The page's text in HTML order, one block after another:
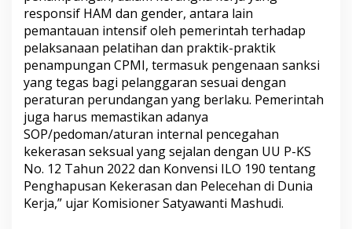
responsif HAM dan gender, antara lain
pemantauan intensif oleh pemerintah terhadap
pelaksanaan pelatihan dan praktik-praktik
penampungan CPMI, termasuk pengenaan sanksi
yang tegas bagi pelanggaran sesuai dengan
peraturan perundangan yang berlaku. Pemerintah
juga harus memastikan adanya
SOP/pedoman/aturan internal pencegahan
kekerasan seksual yang sejalan dengan UU P-KS
No. 12 Tahun 2022 dan Konvensi ILO 190 tentang
Penghapusan Kekerasan dan Pelecehan di Dunia
Kerja,” ujar Komisioner Satyawanti Mashudi.